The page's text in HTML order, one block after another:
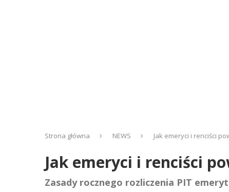
Strona główna NEWS Jak emeryci i renciści
Jak emeryci i renciści
Zasady rocznego rozliczenia PIT